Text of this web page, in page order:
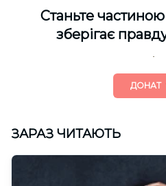
Cтаньте
зберігає
ДОНАТ
ЗАРАЗ ЧИТАЮТЬ